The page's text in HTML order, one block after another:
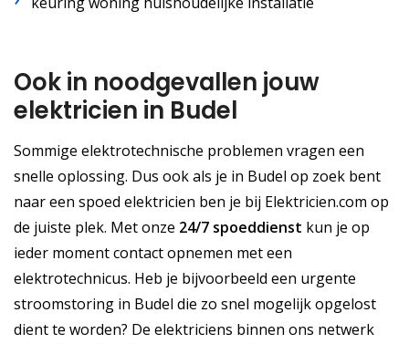
Ook in noodgevallen jouw
elektricien in Budel
Sommige elektrotechnische problemen vragen een
snelle oplossing. Dus ook als je in Budel op zoek bent
naar een spoed elektricien ben je bij Elektricien.com op
de juiste plek. Met onze 24/7 spoeddienst kun je op
ieder moment contact opnemen met een
elektrotechnicus. Heb je bijvoorbeeld een urgente
stroomstoring in Budel die zo snel mogelijk opgelost
dient te worden? De elektriciens binnen ons netwerk